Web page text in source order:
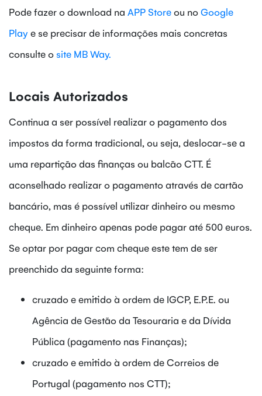
Pode fazer o download na APP Storeou noGoogle
Playe se precisar de informações mais concretas
consulte o site MB Way.
Locais Autorizados
Continua a ser possível realizar o pagamento dos
impostos da forma tradicional, ou seja, deslocar-se a
uma repartição das finanças ou balcão CTT. É
aconselhado realizar o pagamento através de cartão
bancário, mas é possível utilizar dinheiro ou mesmo
cheque. Em dinheiro apenas pode pagar até 500 euros.
Se optar por pagar com cheque este tem de ser
preenchido da seguinte forma:
cruzado e emitido à ordem de IGCP, E.P.E. ou
Agência de Gestão da Tesouraria e da Dívida
Pública (pagamento nas Finanças);
cruzado e emitido à ordem de Correios de
Portugal (pagamento nos CTT);